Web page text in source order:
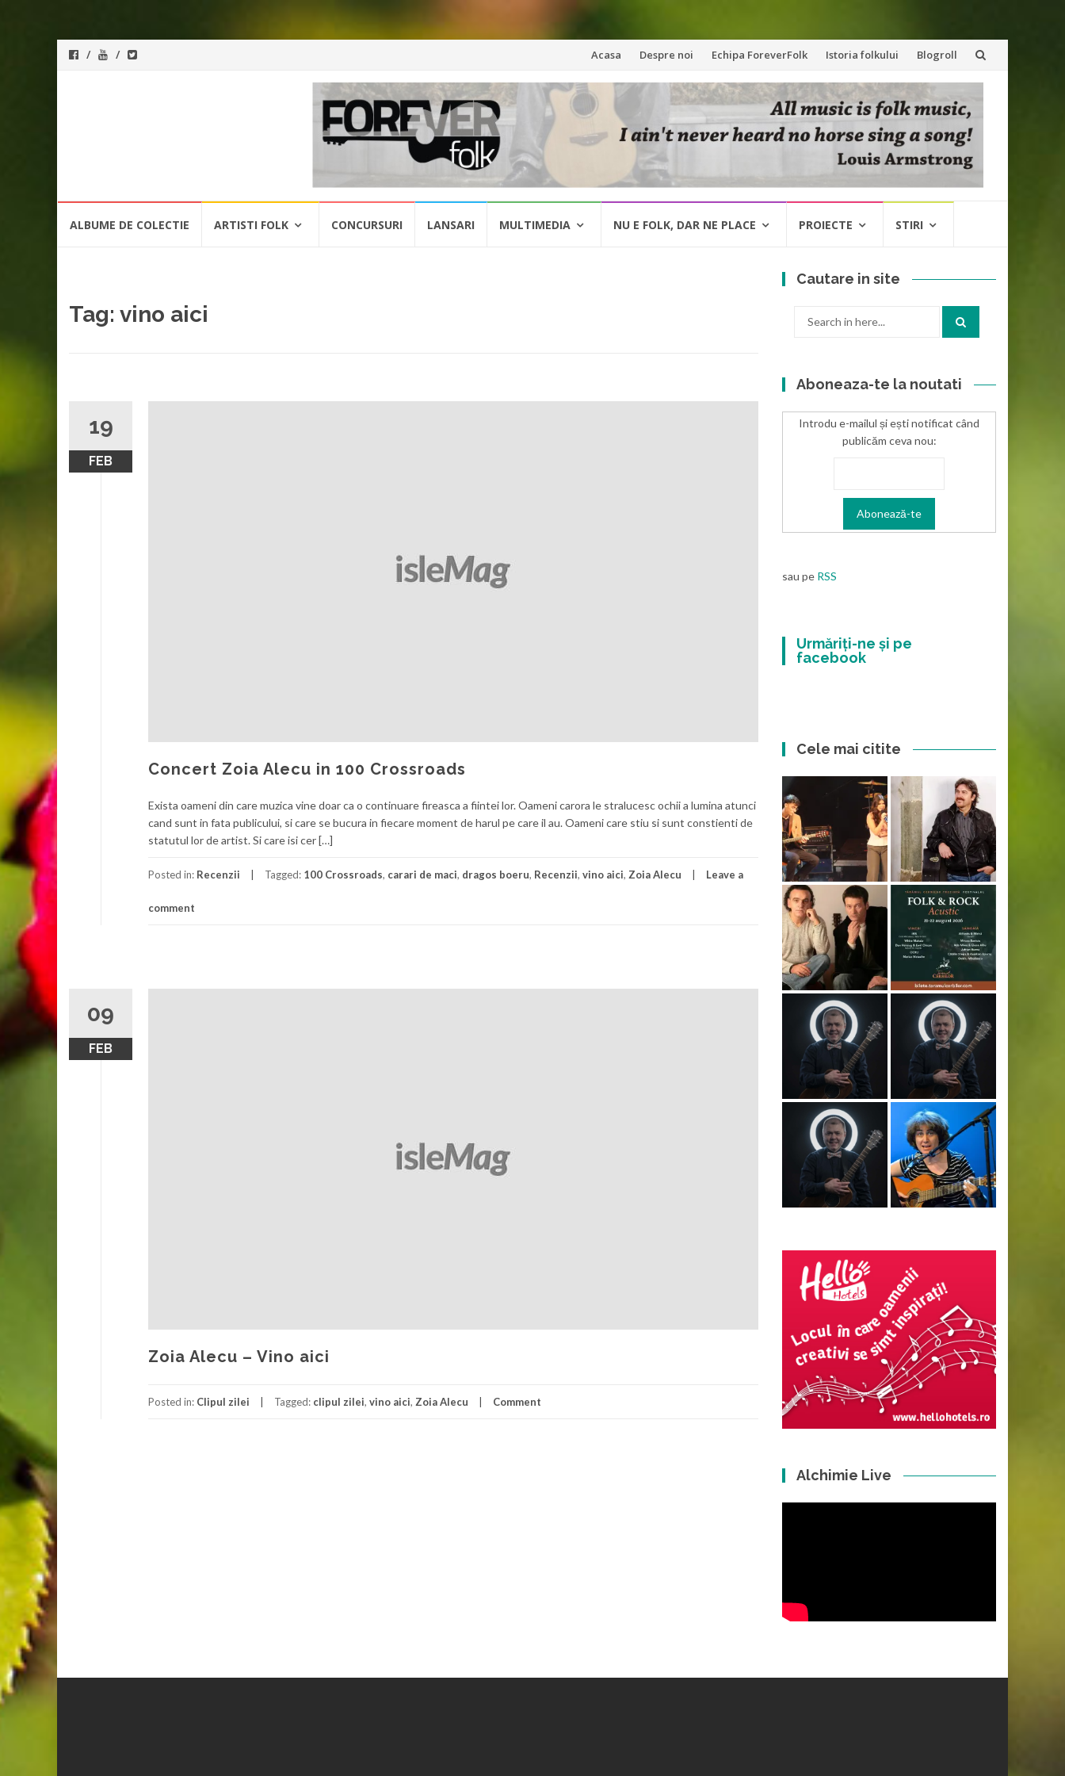
Skip
to
content
Acasa Despre noi Echipa ForeverFolk Istoria folkului Blogroll
ALBUME DE COLECTIE ARTISTI FOLK CONCURSURI LANSARI MULTIMEDIA NU E FOLK, DAR NE PLACE PROIECTE STIRI
Tag: vino aici
19
FEB
Concert Zoia Alecu in 100 Crossroads
Exista oameni din care muzica vine doar ca o continuare fireasca a fiintei lor. Oameni carora le stralucesc ochii a lumina atunci
cand sunt in fata publicului, si care se bucura in fiecare moment de harul pe care il au. Oameni care stiu si sunt constienti de
statutul lor de artist. Si care isi cer […]
Posted in: Recenzii Tagged: 100 Crossroads, carari de maci, dragos boeru, Recenzii, vino aici, Zoia Alecu Leave a
comment
09
FEB
Zoia Alecu – Vino aici
Posted in: Clipul zilei Tagged: clipul zilei, vino aici, Zoia Alecu Comment
Cautare in site
Aboneaza-te la noutati
Introdu e-mailul și ești notificat când
publicăm ceva nou:
sau pe RSS
Urmăriți-ne și pe
facebook
Cele mai citite
Alchimie Live